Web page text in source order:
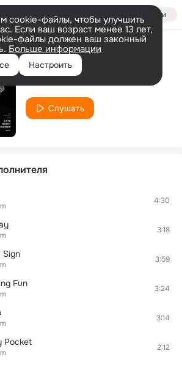
Войти
cookie-файлы, чтобы улучшить
Если ваш возраст менее 13 лет,
файлы должен ваш законный
Больше информации
Настроить
Lost
Слушать
4:30
3:18
Sign 3:59
Fun 3:24
3:14
Pocket 2:12